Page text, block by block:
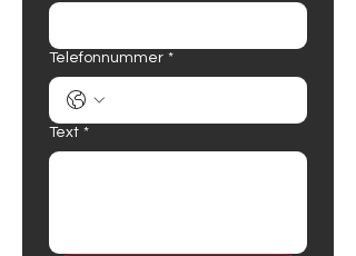
Telefonnummer *
Text *